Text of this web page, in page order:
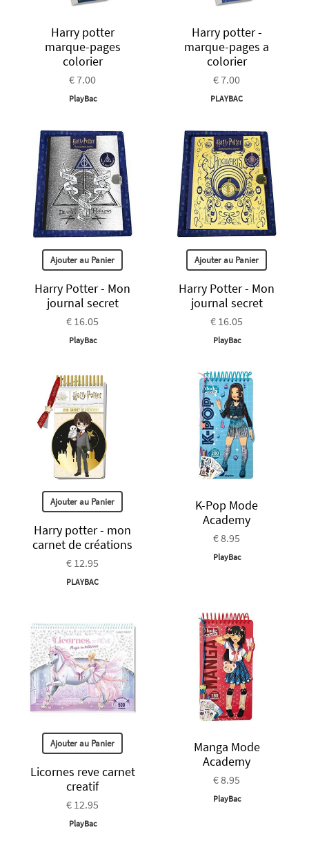
Harry potter
marque-pages
colorier
€ 7.00
PlayBac
Harry potter -
marque-pages a
colorier
€ 7.00
PLAYBAC
Ajouter au Panier
Harry Potter - Mon
journal secret
€ 16.05
PlayBac
Ajouter au Panier
Harry Potter - Mon
journal secret
€ 16.05
PlayBac
Ajouter au Panier
Harry potter - mon
carnet de créations
€ 12.95
PLAYBAC
K-Pop Mode
Academy
€ 8.95
PlayBac
Ajouter au Panier
Licornes reve carnet
creatif
€ 12.95
PlayBac
Manga Mode
Academy
€ 8.95
PlayBac